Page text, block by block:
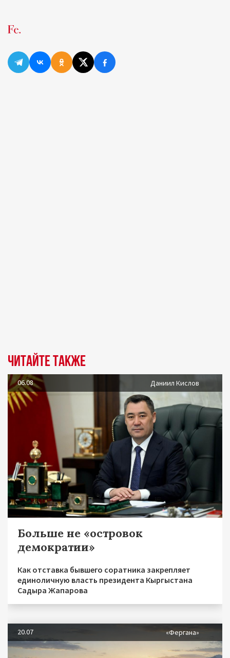
Читайте также
06.08 Даниил Кислов
Больше не «островок
демократии»
Как отставка бывшего соратника закрепляет
единоличную власть президента Кыргыстана
Садыра Жапарова
20.07 «Фергана»